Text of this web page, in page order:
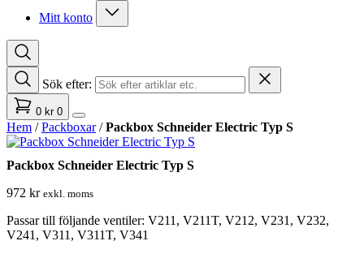
Mitt konto
Sök efter:
0 kr 0
Hem /Packboxar/Packbox Schneider Electric Typ S
Packbox Schneider Electric Typ S
972 kr exkl. moms
Passar till följande ventiler: V211, V211T, V212, V231, V232,
V241, V311, V311T, V341